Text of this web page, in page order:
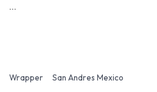
...
Wrapper San Andres Mexico